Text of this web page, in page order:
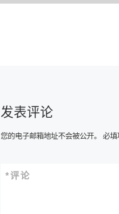
发表评论
您的电子邮箱地址不会被公开。 必填
评论
*